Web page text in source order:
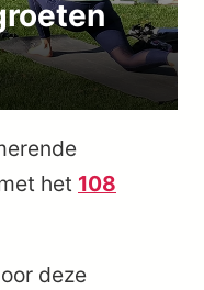
het 108
deze